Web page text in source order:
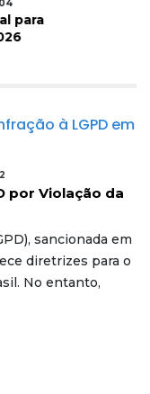
para
por Violação da
sancionada em
diretrizes para o
No entanto,